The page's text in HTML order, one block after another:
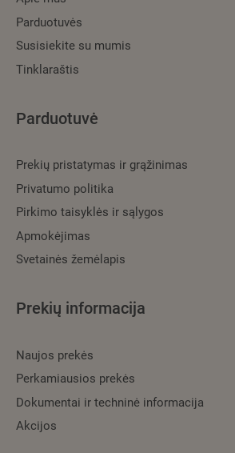
Susisiekite su mumis
Parduotuvės
Tinklaraštis
Parduotuvė
Prekių pristatymas ir grąžinimas
Privatumo politika
Pirkimo taisyklės ir sąlygos
Apmokėjimas
Svetainės žemėlapis
Prekių informacija
Akcijos
Naujos prekės
Perkamiausios prekės
Dokumentai ir techninė informacija